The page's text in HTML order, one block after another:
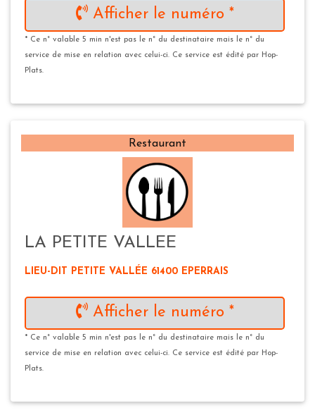
Afficher le numéro *
* Ce n° valable 5 min n'est pas le n° du destinataire mais le n° du
service de mise en relation avec celui-ci. Ce service est édité par Hop-
Plats.
Restaurant
LA PETITE VALLEE
LIEU-DIT PETITE VALLÉE 61400 EPERRAIS
Afficher le numéro *
* Ce n° valable 5 min n'est pas le n° du destinataire mais le n° du
service de mise en relation avec celui-ci. Ce service est édité par Hop-
Plats.